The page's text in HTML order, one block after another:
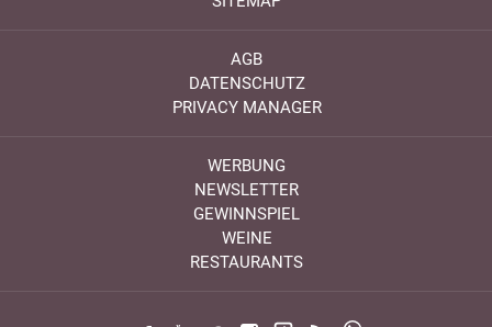
AGB
DATENSCHUTZ
PRIVACY MANAGER
WERBUNG
NEWSLETTER
GEWINNSPIEL
WEINE
RESTAURANTS